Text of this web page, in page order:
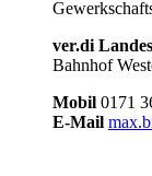
ver.di
Bahnhof
Mobil 0171
E-Mail